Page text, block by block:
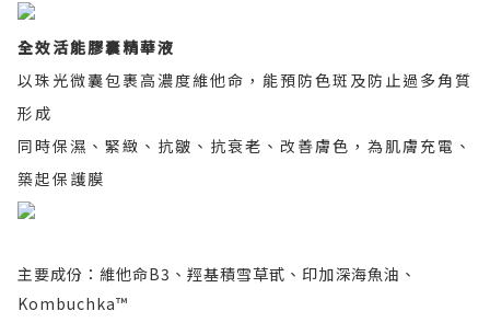
全效活能膠囊精華液
以珠光微囊包裹高濃度維他命，能預防色斑及防止過多角質
形成
同時保濕、緊緻、抗皺、抗衰老、改善膚色，為肌膚充電、
築起保護膜
主要成份：維他命B3、羥基積雪草甙、印加深海魚油、
Kombuchka™